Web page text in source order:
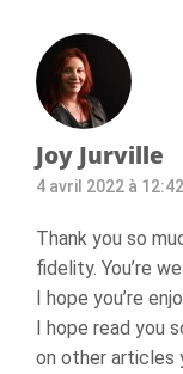
Joy Jurville
4 avril 2022 à 12:42
Thank you so
fidelity. You’re
I hope you’re
I hope read you
on other articles